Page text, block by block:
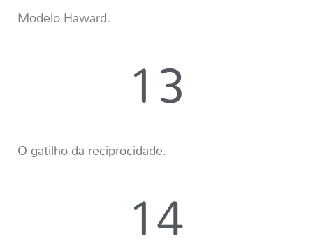
Modelo Haward.
13
O gatilho da reciprocidade.
14